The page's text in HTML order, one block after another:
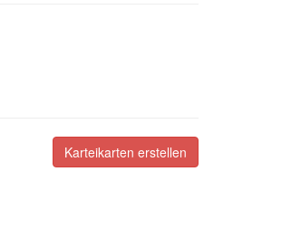
Karteikarten erstellen